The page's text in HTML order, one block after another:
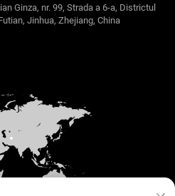
Ginza, nr. 99, Strada a 6-a, Districtul
Jinhua, Zhejiang, China